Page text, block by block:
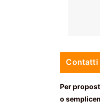
Contatti
Per
o